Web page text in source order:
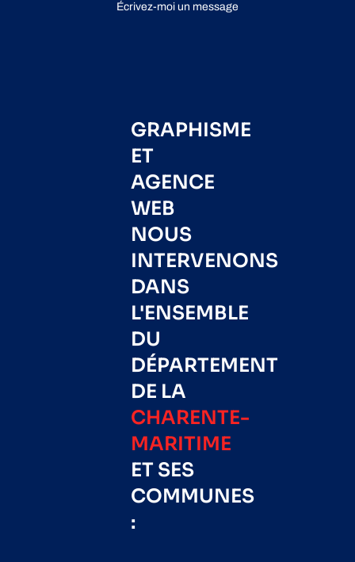
Écrivez-moi un message
GRAPHISME
ET
AGENCE
WEB
NOUS
INTERVENONS
DANS
L'ENSEMBLE
DU
DÉPARTEMENT
DE LA
CHARENTE-
MARITIME
ET SES
COMMUNES
: